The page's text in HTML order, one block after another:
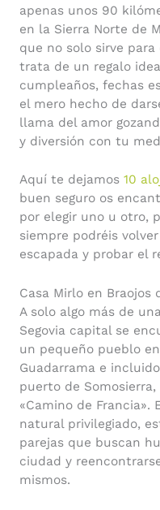
apenas unos 90
en la Sierra Norte de
que no solo sirve para
trata de un regalo
cumpleaños, fechas
el mero hecho de
llama del amor
y diversión con tu
Aquí te dejamos 10
buen seguro os
por elegir uno u otro,
siempre podréis
escapada y probar el
Casa Mirlo en Braojos
A solo algo más de
Segovia capital se
un pequeño pueblo
Guadarrama e
puerto de
«Camino de
natural privilegiado,
parejas que buscan
ciudad y
mismos.